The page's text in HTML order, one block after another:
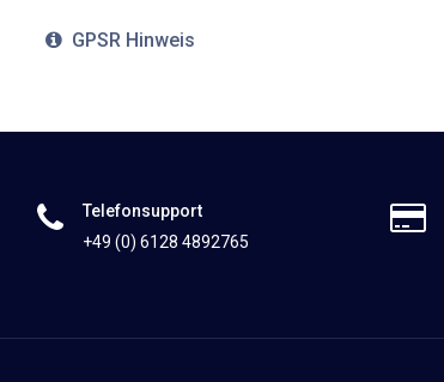
GPSR Hinweis
Telefonsupport
+49 (0) 6128 4892765